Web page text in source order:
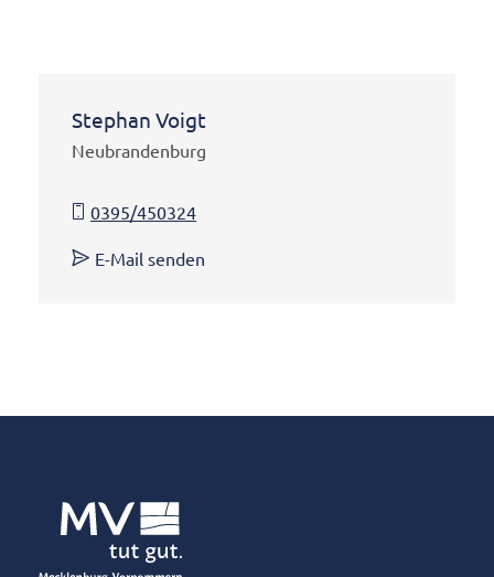
Stephan Voigt
Neubrandenburg
0395/450324
E-Mail senden